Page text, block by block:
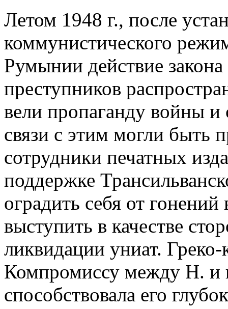
Летом 1948 г., после
коммунистического
Румынии действие
преступников
вели пропаганду войны
связи с этим могли быть
сотрудники печатных
поддержке
оградить себя от гонений
выступить в качестве
ликвидации униат.
Компромиссу между Н. и
способствовала его